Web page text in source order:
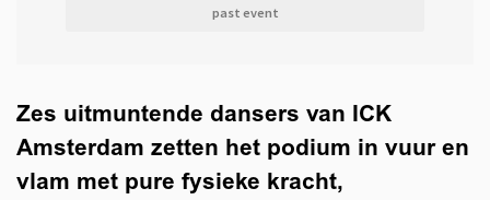
past event
Zes uitmuntende dansers van ICK
Amsterdam zetten het podium in vuur en
vlam met pure fysieke kracht,